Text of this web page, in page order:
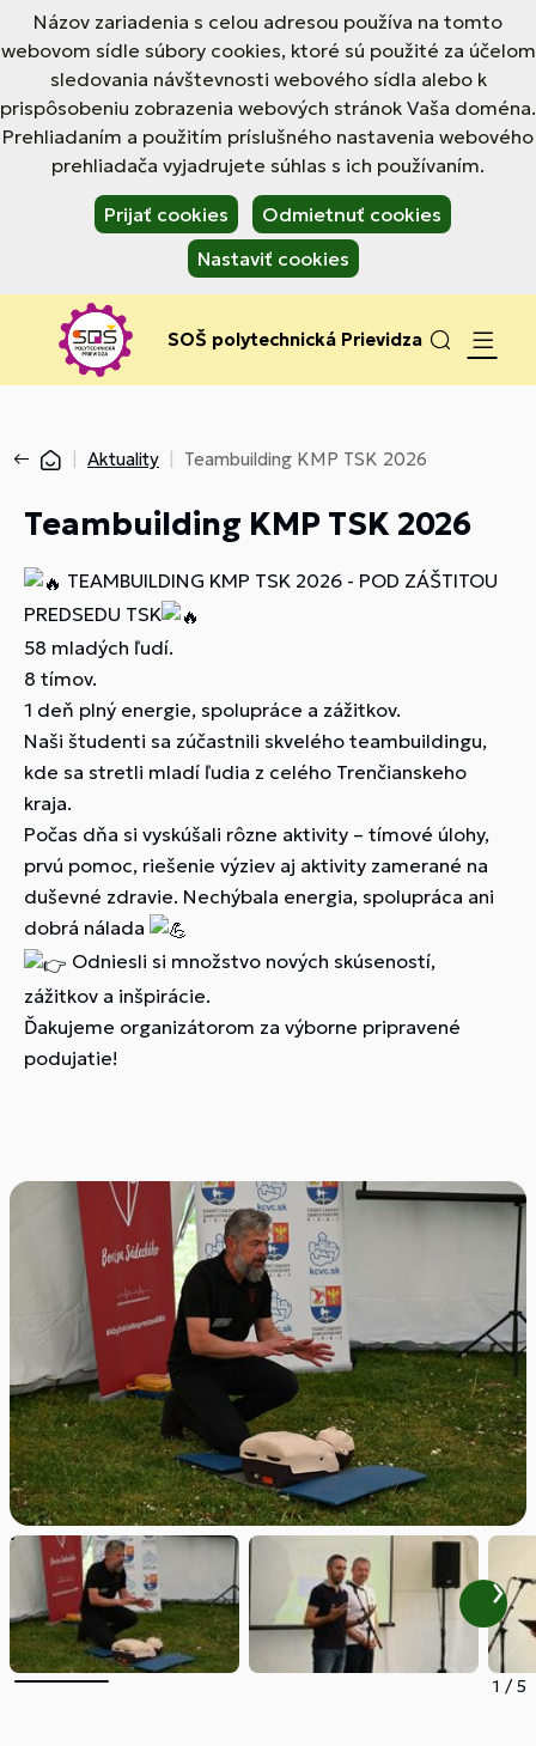
Názov zariadenia s celou adresou používa na tomto
webovom sídle súbory cookies, ktoré sú použité za účelom
sledovania návštevnosti webového sídla alebo k
prispôsobeniu zobrazenia webových stránok Vaša doména.
Prehliadaním a použitím príslušného nastavenia webového
prehliadača vyjadrujete súhlas s ich používaním.
Prijať cookies
Odmietnuť cookies
Nastaviť cookies
SOŠ polytechnická Prievidza
Aktuality Teambuilding KMP TSK 2026
Teambuilding KMP TSK 2026
TEAMBUILDING KMP TSK 2026 - POD ZÁŠTITOU
PREDSEDU TSK
58 mladých ľudí.
8 tímov.
1 deň plný energie, spolupráce a zážitkov.
Naši študenti sa zúčastnili skvelého teambuildingu,
kde sa stretli mladí ľudia z celého Trenčianskeho
kraja.
Počas dňa si vyskúšali rôzne aktivity – tímové úlohy,
prvú pomoc, riešenie výziev aj aktivity zamerané na
duševné zdravie. Nechýbala energia, spolupráca ani
dobrá nálada
Odniesli si množstvo nových skúseností,
zážitkov a inšpirácie.
Ďakujeme organizátorom za výborne pripravené
podujatie!
1 /5